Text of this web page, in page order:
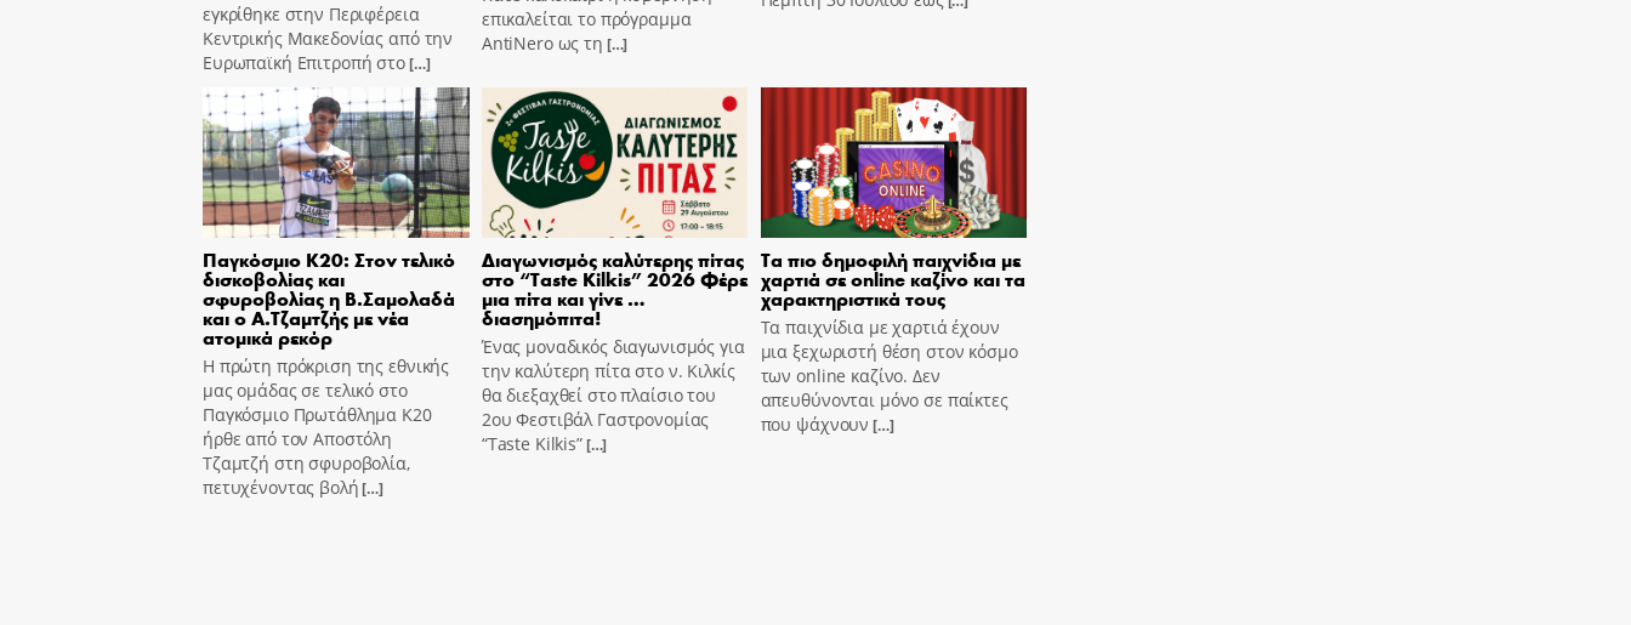
εγκρίθηκε στην Περιφέρεια
Κεντρικής Μακεδονίας από την
Ευρωπαϊκή Επιτροπή στο[…]
επικαλείται το πρόγραμμα
AntiNero ως τη […]
Παγκόσμιο Κ20: Στον τελικό
δισκοβολίας και
σφυροβολίας η Β.Σαμολαδά
και ο Α.Τζαμτζής με νέα
ατομικά ρεκόρ
Η πρώτη πρόκριση της εθνικής
μας ομάδας σε τελικό στο
Παγκόσμιο Πρωτάθλημα Κ20
ήρθε από τον Αποστόλη
Τζαμτζή στη σφυροβολία,
πετυχένοντας βολή[…]
Διαγωνισμός καλύτερης πίτας
στο “Taste Kilkis” 2026 Φέρε
μια πίτα και γίνε …
διασημόπιτα!
Ένας μοναδικός διαγωνισμός για
την καλύτερη πίτα στο ν. Κιλκίς
θα διεξαχθεί στο πλαίσιο του
2ου Φεστιβάλ Γαστρονομίας
“Taste Kilkis”[…]
Τα πιο δημοφιλή παιχνίδια με
χαρτιά σε online καζίνο και τα
χαρακτηριστικά τους
Τα παιχνίδια με χαρτιά έχουν
μια ξεχωριστή θέση στον κόσμο
των online καζίνο. Δεν
απευθύνονται μόνο σε παίκτες
που ψάχνουν […]